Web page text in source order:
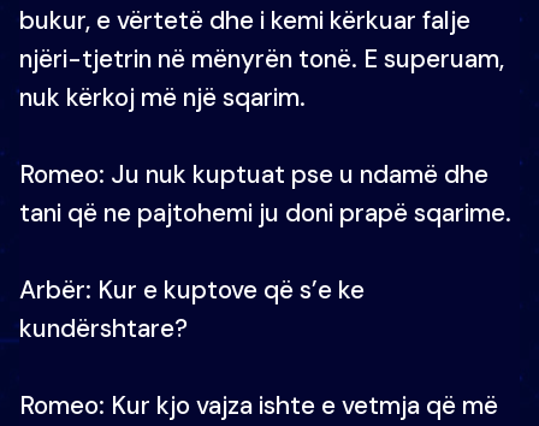
bukur, e vërtetë dhe i kemi kërkuar falje
njëri-tjetrin në mënyrën tonë. E superuam,
nuk kërkoj më një sqarim.
Romeo: Ju nuk kuptuat pse u ndamë dhe
tani që ne pajtohemi ju doni prapë sqarime.
Arbër: Kur e kuptove që s’e ke
kundërshtare?
Romeo: Kur kjo vajza ishte e vetmja që më